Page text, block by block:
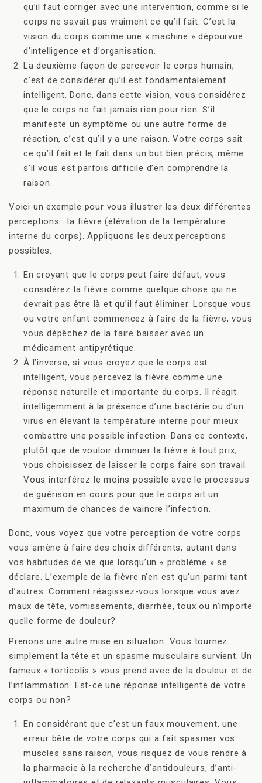
qu’il faut corriger avec une intervention, comme si le
corps ne savait pas vraiment ce qu’il fait. C’est la
vision du corps comme une « machine » dépourvue
d’intelligence et d’organisation.
La deuxième façon de percevoir le corps humain,
c’est de considérer qu’il est fondamentalement
intelligent. Donc, dans cette vision, vous considérez
que le corps ne fait jamais rien pour rien. S’il
manifeste un symptôme ou une autre forme de
réaction, c’est qu’il y a une raison. Votre corps sait
ce qu’il fait et le fait dans un but bien précis, même
s’il vous est parfois difficile d’en comprendre la
raison.
Voici un exemple pour vous illustrer les deux différentes
perceptions : la fièvre (élévation de la température
interne du corps). Appliquons les deux perceptions
possibles.
En croyant que le corps peut faire défaut, vous
considérez la fièvre comme quelque chose qui ne
devrait pas être là et qu’il faut éliminer. Lorsque vous
ou votre enfant commencez à faire de la fièvre, vous
vous dépêchez de la faire baisser avec un
médicament antipyrétique.
À l’inverse, si vous croyez que le corps est
intelligent, vous percevez la fièvre comme une
réponse naturelle et importante du corps. Il réagit
intelligemment à la présence d’une bactérie ou d’un
virus en élevant la température interne pour mieux
combattre une possible infection. Dans ce contexte,
plutôt que de vouloir diminuer la fièvre à tout prix,
vous choisissez de laisser le corps faire son travail.
Vous interférez le moins possible avec le processus
de guérison en cours pour que le corps ait un
maximum de chances de vaincre l’infection.
Donc, vous voyez que votre perception de votre corps
vous amène à faire des choix différents, autant dans
vos habitudes de vie que lorsqu’un « problème » se
déclare. L’exemple de la fièvre n’en est qu’un parmi tant
d’autres. Comment réagissez-vous lorsque vous avez :
maux de tête, vomissements, diarrhée, toux ou n’importe
quelle forme de douleur?
Prenons une autre mise en situation. Vous tournez
simplement la tête et un spasme musculaire survient. Un
fameux « torticolis » vous prend avec de la douleur et de
l’inflammation. Est-ce une réponse intelligente de votre
corps ou non?
En considérant que c’est un faux mouvement, une
erreur bête de votre corps qui a fait spasmer vos
muscles sans raison, vous risquez de vous rendre à
la pharmacie à la recherche d’antidouleurs, d’anti-